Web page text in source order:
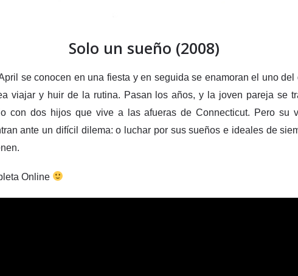
Solo un sueño (2008)
se conocen en una fiesta y en seguida se enamoran el uno del
viajar y huir de la rutina. Pasan los años, y la joven pareja se
con dos hijos que vive a las afueras de Connecticut. Pero su
ante un difícil dilema: o luchar por sus sueños e ideales de
Online